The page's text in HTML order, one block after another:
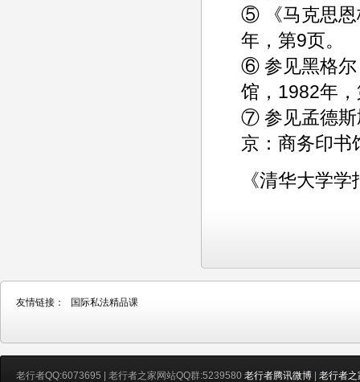
⑤ 《马克思恩
年，第9页。
⑥ 参见黑格尔
馆，1982年
⑦ 参见孟德斯
京：商务印书
《清华大学
友情链接： 国际私法精品课
老行者QQ:6073695 | 老行者之家网站QQ群:5239580 老行者腾讯微博 | 老行者之